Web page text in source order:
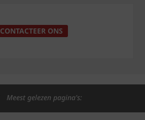
CONTACTEER ONS
Meest gelezen pagina's: